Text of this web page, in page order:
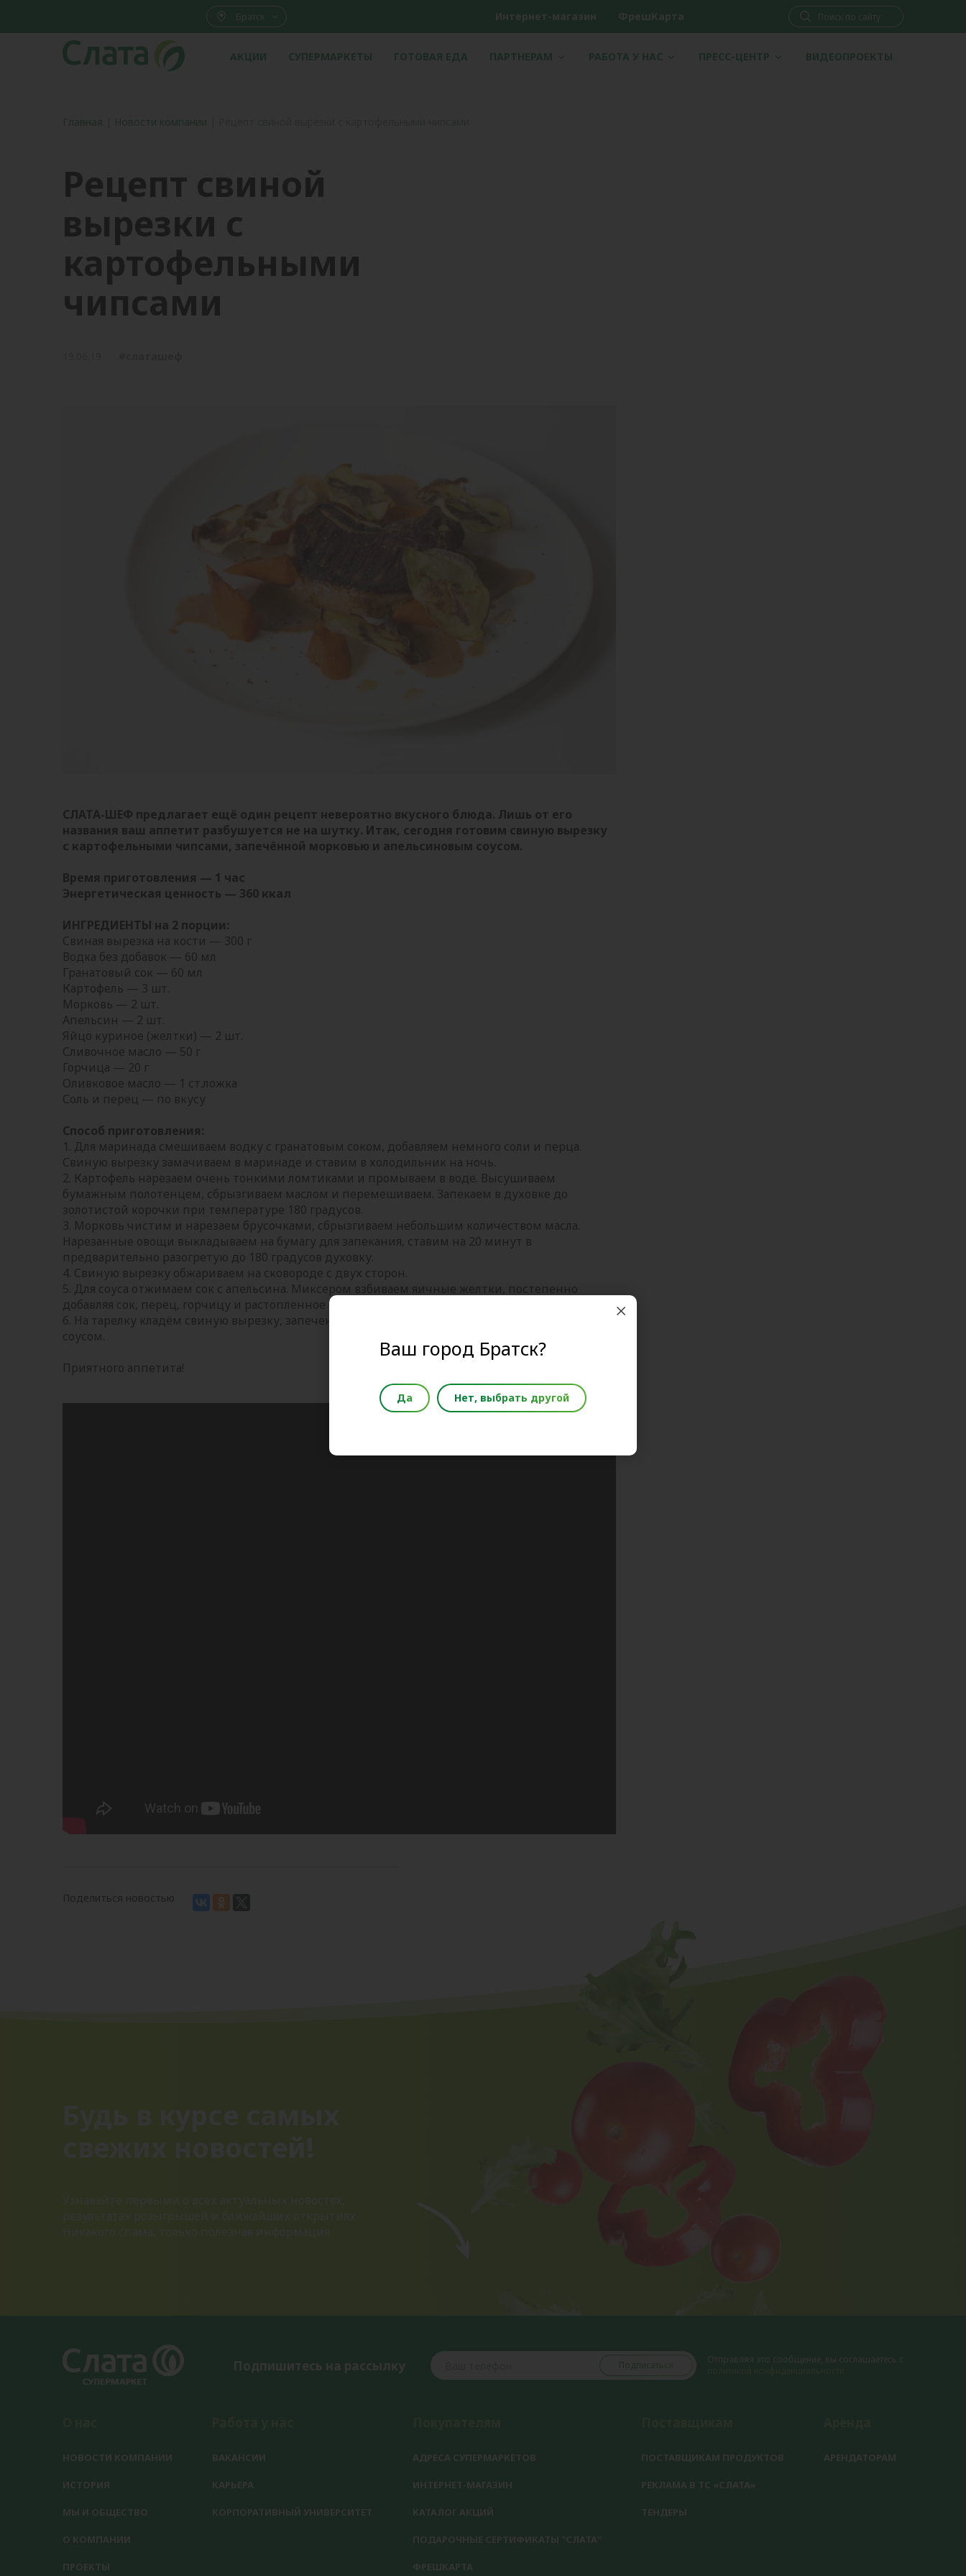
Братск Интернет-магазин ФрешКарта
АКЦИИ СУПЕРМАРКЕТЫ ГОТОВАЯ ЕДА ПАРТНЕРАМ РАБОТА У НАС ПРЕСС-ЦЕНТР ВИДЕОПРОЕКТЫ
Главная Новости компании
Рецепт свиной
вырезки с
картофельными
чипсами
СЛАТА-ШЕФ предлагает ещё один рецепт невероятно вкусного блюда. Лишь от его
названия ваш аппетит разбушуется не на шутку. Итак, сегодня готовим свиную вырезку
с картофельными чипсами, запечённой морковью и апельсиновым соусом.
Время приготовления — 1 час
Энергетическая ценность — 360 ккал
ИНГРЕДИЕНТЫ на 2 порции:
Свиная вырезка на кости — 300 г
Водка без добавок — 60 мл
Гранатовый сок — 60 мл
Картофель — 3 шт.
Морковь — 2 шт.
Апельсин — 2 шт.
Яйцо куриное (желтки) — 2 шт.
Сливочное масло — 50 г
Горчица — 20 г
Оливковое масло — 1 ст.ложка
Соль и перец — по вкусу
Способ приготовления:
1. Для маринада смешиваем водку с гранатовым соком, добавляем немного соли и перца.
Свиную вырезку замачиваем в маринаде и ставим в холодильник на ночь.
2. Картофель нарезаем очень тонкими ломтиками и промываем в воде. Высушиваем
бумажным полотенцем, сбрызгиваем маслом и перемешиваем. Запекаем в духовке до
золотистой корочки при температуре 180 градусов.
3. Морковь чистим и нарезаем брусочками, сбрызгиваем небольшим количеством масла.
Нарезанные овощи выкладываем на бумагу для запекания, ставим на 20 минут в
предварительно разогретую до 180 градусов духовку.
4. Свиную вырезку обжариваем на сковороде с двух сторон.
5. Для соуса отжимаем сок с апельсина. Миксером взбиваем яичные желтки, постепенно
добавляя сок, перец, горчицу и растопленное сливочное масло.
6. На тарелку кладём свиную вырезку, запеченные картофельные чипсы и морковь, поливаем
соусом.
Приятного аппетита!
Поделиться новостью
Подпишитесь на рассылку Подписаться
Отправляя это сообщение, вы соглашаетесь с
НОВОСТИ КОМПАНИИ
ИСТОРИЯ
МЫ И ОБЩЕСТВО
О КОМПАНИИ
ПРОЕКТЫ
ВАКАНСИИ
КАРЬЕРА
КОРПОРАТИВНЫЙ УНИВЕРСИТЕТ
АДРЕСА СУПЕРМАРКЕТОВ
ИНТЕРНЕТ-МАГАЗИН
КАТАЛОГ АКЦИЙ
ПОДАРОЧНЫЕ СЕРТИФИКАТЫ "СЛАТА"
ФРЕШКАРТА
ПОСТАВЩИКАМ ПРОДУКТОВ
РЕКЛАМА В ТС «СЛАТА»
ТЕНДЕРЫ
АРЕНДАТОРАМ
Ваш город Братск?
Да Нет, выбрать другой